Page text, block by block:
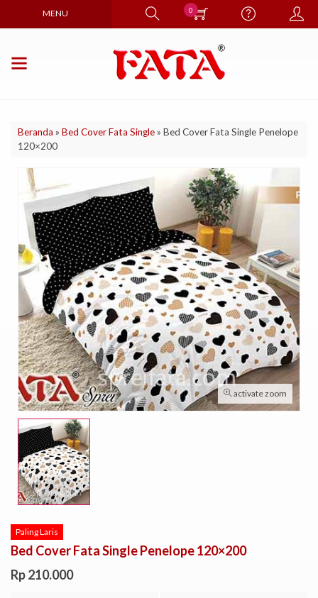
MENU 0
Beranda » Bed Cover Fata Single» Bed Cover Fata Single Penelope
120×200
activate zoom
Paling Laris
Bed Cover Fata Single Penelope 120×200
Rp 210.000